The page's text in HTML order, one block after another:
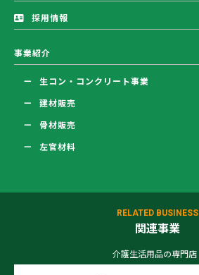
採用情報
事業紹介
生コン・コンクリート事業
建材販売
骨材販売
左官材料
RELATED BUSINESS
関連事業
介護生活用品の専門店